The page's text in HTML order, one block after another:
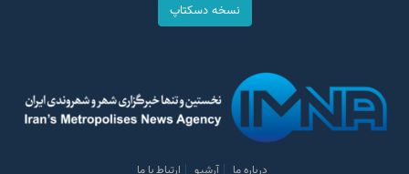
نسخه دسکتاپ
درباره ما آرشیو ارتباط با ما